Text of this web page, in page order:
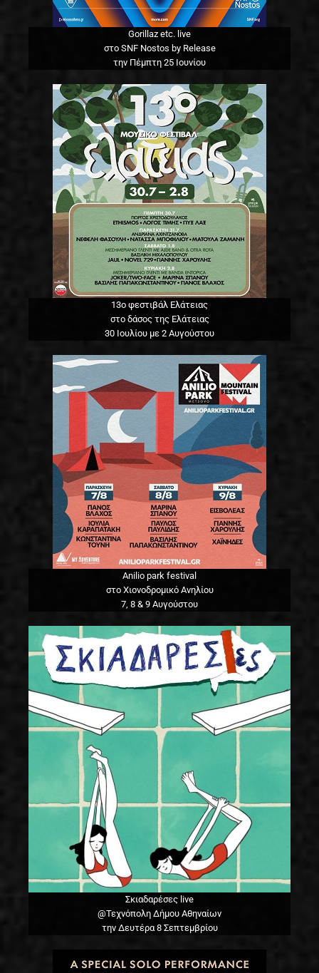
Gorillaz etc. live
στο SNF Nostos by Release
την Πέμπτη 25 Ιουνίου
13o φεστιβάλ Ελάτειας
στο δάσος της Ελάτειας
30 Ιουλίου με 2 Αυγούστου
Anilio park festival
στο Χιονοδρομικό Ανηλίου
7, 8 & 9 Αυγούστου
Σκιαδαρέσες live
@Τεχνόπολη Δήμου Αθηναίων
την Δευτέρα 8 Σεπτεμβρίου